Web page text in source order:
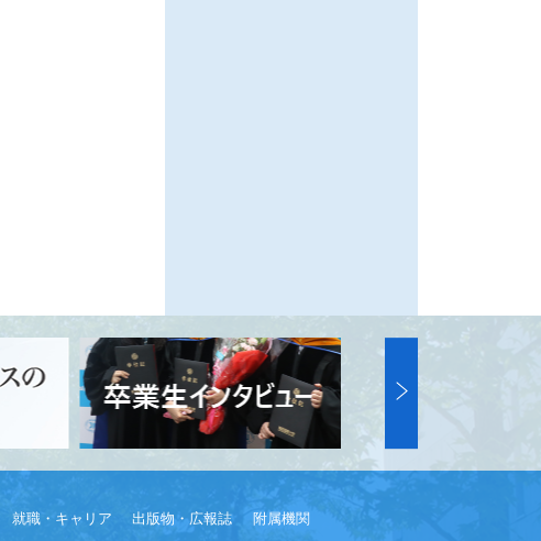
就職・キャリア 出版物・広報誌 附属機関